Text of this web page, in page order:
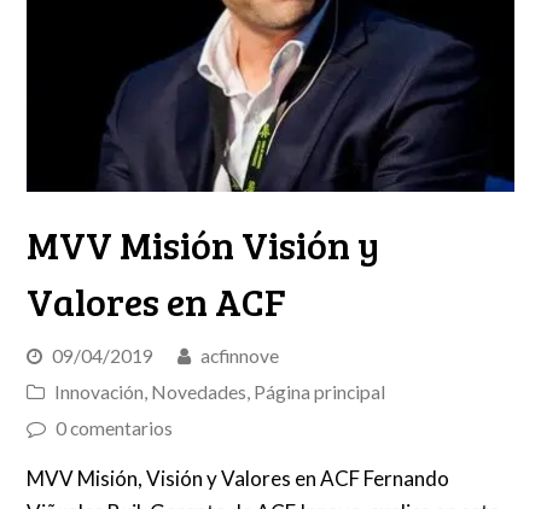
MVV Misión Visión y
Valores en ACF
09/04/2019
acfinnove
Innovación, Novedades, Página principal
0 comentarios
MVV Misión, Visión y Valores en ACF Fernando